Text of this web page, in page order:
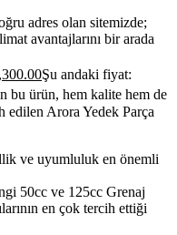
adres olan sitemizde;
avantajlarını bir arada
Şu andaki fiyat:
bu ürün, hem kalite hem de
edilen Arora Yedek Parça
ve uyumluluk en önemli
50cc ve 125cc Grenaj
en çok tercih ettiği